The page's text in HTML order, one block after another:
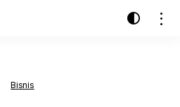
Bisnis